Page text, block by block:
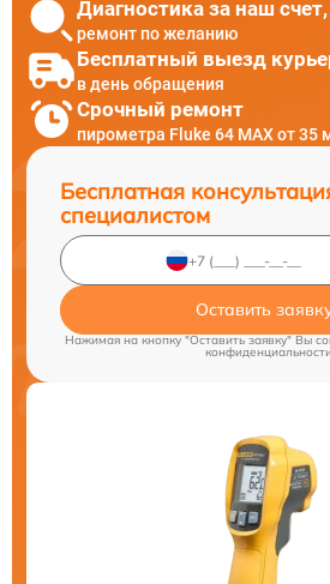
Диагностика за наш счет,
ремонт по желанию
Бесплатный выезд
в день обращения
Срочный ремонт
пирометра Fluke 64 MAX от 35
Бесплатная
специалистом
Оставить
Нажимая на кнопку "Оставить заявку" Вы
конфиденциальности